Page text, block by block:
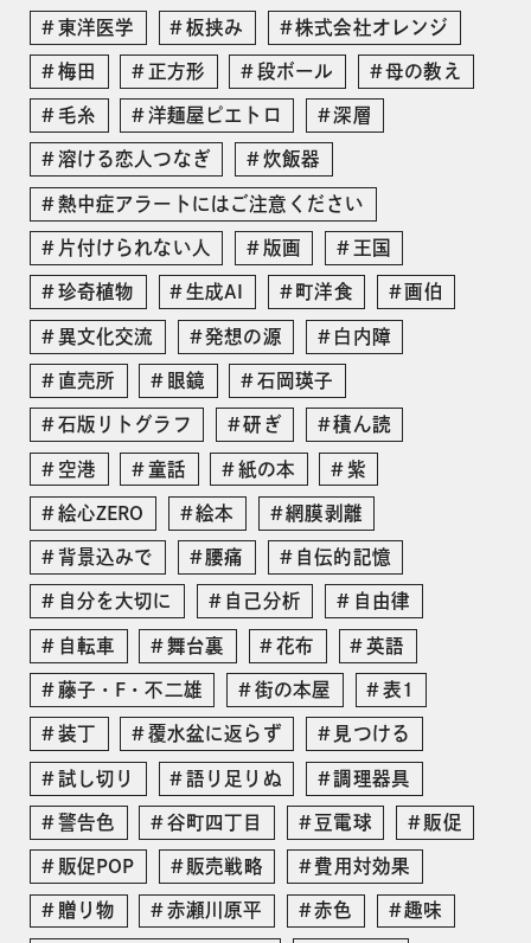
東洋医学 板挟み 株式会社オレンジ
梅田 正方形 段ボール 母の教え
毛糸 洋麺屋ピエトロ 深層
溶ける恋人つなぎ 炊飯器
熱中症アラートにはご注意ください
片付けられない人 版画 王国
珍奇植物 生成AI 町洋食 画伯
異文化交流 発想の源 白内障
直売所 眼鏡 石岡瑛子
石版リトグラフ 研ぎ 積ん読
空港 童話 紙の本 紫
絵心ZERO 絵本 網膜剥離
背景込みで 腰痛 自伝的記憶
自分を大切に 自己分析 自由律
自転車 舞台裏 花布 英語
藤子・F・不二雄 街の本屋 表1
装丁 覆水盆に返らず 見つける
試し切り 語り足りぬ 調理器具
警告色 谷町四丁目 豆電球 販促
販促POP 販売戦略 費用対効果
贈り物 赤瀬川原平 赤色 趣味